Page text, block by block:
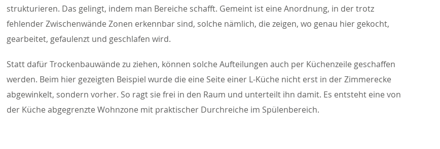
strukturieren. Das gelingt, indem man Bereiche schafft. Gemeint ist eine Anordnung, in der trotz
fehlender Zwischenwände Zonen erkennbar sind, solche nämlich, die zeigen, wo genau hier gekocht,
gearbeitet, gefaulenzt und geschlafen wird.
Statt dafür Trockenbauwände zu ziehen, können solche Aufteilungen auch per Küchenzeile geschaffen
werden. Beim hier gezeigten Beispiel wurde die eine Seite einer L-Küche nicht erst in der Zimmerecke
abgewinkelt, sondern vorher. So ragt sie frei in den Raum und unterteilt ihn damit. Es entsteht eine von
der Küche abgegrenzte Wohnzone mit praktischer Durchreiche im Spülenbereich.